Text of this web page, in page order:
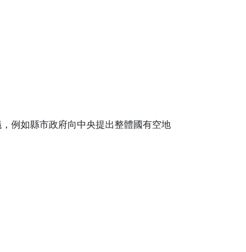
例如縣市政府向中央提出整體國有空地